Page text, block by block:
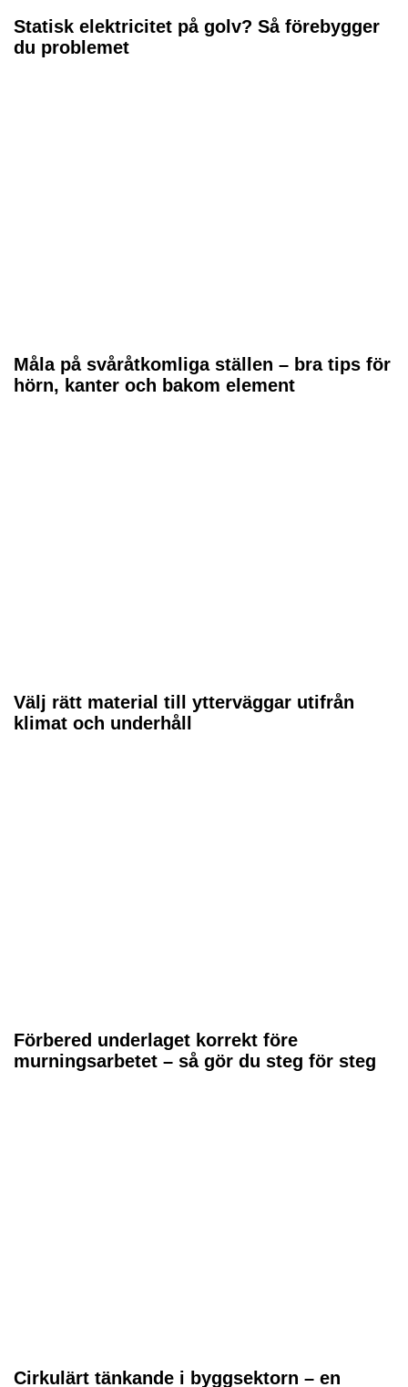
Statisk elektricitet på golv? Så förebygger
du problemet
Måla på svåråtkomliga ställen – bra tips för
hörn, kanter och bakom element
Välj rätt material till ytterväggar utifrån
klimat och underhåll
Förbered underlaget korrekt före
murningsarbetet – så gör du steg för steg
Cirkulärt tänkande i byggsektorn – en